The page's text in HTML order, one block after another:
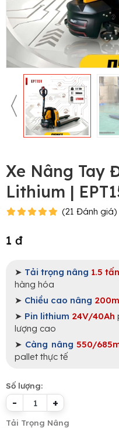
Xe Nâng Tay
Lithium |
(21 Đánh giá)
1 đ
➤ Tải trọng nâng 1.5 tấn
hàng hóa
➤ Chiều cao nâng
➤ Pin lithium 24V/40Ah
lượng cao
➤ Càng nâng 550/
pallet thực tế
Số lượng:
- +
Tải Trọng Nâng